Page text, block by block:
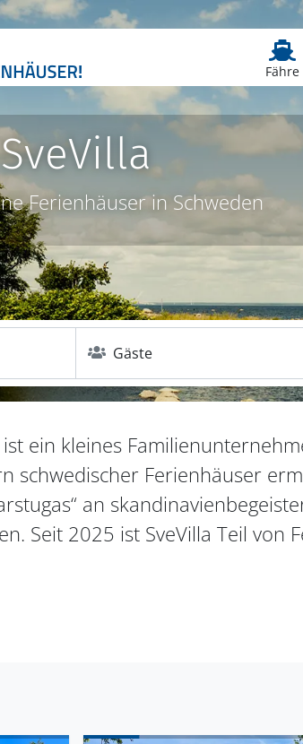
Fähre
SveVilla
Ferienhäuser in Schweden
Gäste
ist ein kleines
schwedischer Ferienhäuser
an
Seit 2025 ist SveVilla Teil von